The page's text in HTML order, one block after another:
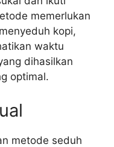
memerlukan
kopi,
waktu
dihasilkan
optimal.
metode seduh